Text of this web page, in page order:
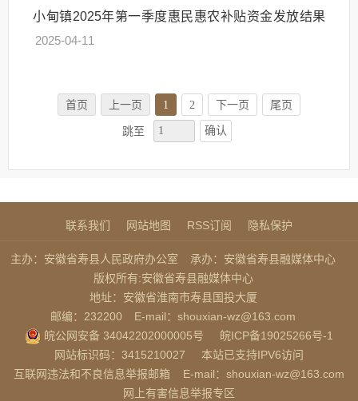
小甸镇2025年第一季度惠民惠农补贴资金发放结果
2025-04-11
首页 上一页 1 2 下一页 尾页
跳至 确认
联系我们 网站地图 RSS订阅 隐私保护
主办：安徽省寿县人民政府办公室
承办：安徽省寿县融媒体中心
版权所有:安徽省寿县融媒体中心
地址：安徽省淮南市寿县国投大厦
邮编：232200
E-mail：shouxian-wz@163.com
皖公网安备 34042202000005号
皖ICP备19025266号-1
网站标识码：3415210027
本站已支持IPV6访问
互联网违法和不良信息举报邮箱
E-mail：shouxian-wz@163.com
网上有害信息举报专区